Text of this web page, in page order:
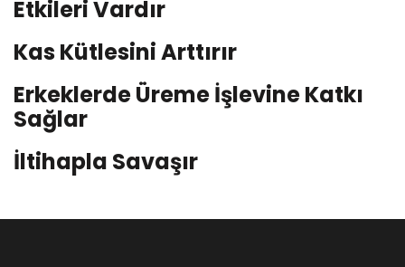
Etkileri Vardır
Kas Kütlesini Arttırır
Erkeklerde Üreme İşlevine Katkı
Sağlar
İltihapla Savaşır